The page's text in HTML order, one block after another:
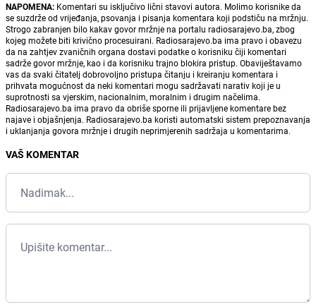
NAPOMENA: Komentari su isključivo lični stavovi autora. Molimo korisnike da
se suzdrže od vrijeđanja, psovanja i pisanja komentara koji podstiču na mržnju.
Strogo zabranjen bilo kakav govor mržnje na portalu radiosarajevo.ba, zbog
kojeg možete biti krivično procesuirani. Radiosarajevo.ba ima pravo i obavezu
da na zahtjev zvaničnih organa dostavi podatke o korisniku čiji komentari
sadrže govor mržnje, kao i da korisniku trajno blokira pristup. Obaviještavamo
vas da svaki čitatelj dobrovoljno pristupa čitanju i kreiranju komentara i
prihvata mogućnost da neki komentari mogu sadržavati narativ koji je u
suprotnosti sa vjerskim, nacionalnim, moralnim i drugim načelima.
Radiosarajevo.ba ima pravo da obriše sporne ili prijavljene komentare bez
najave i objašnjenja. Radiosarajevo.ba koristi automatski sistem prepoznavanja
i uklanjanja govora mržnje i drugih neprimjerenih sadržaja u komentarima.
VAŠ KOMENTAR